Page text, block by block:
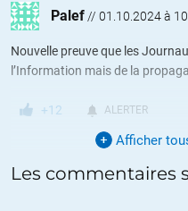
Palef // 01.10.2024 à
Nouvelle preuve que les
l’Information mais de la
+12 ALERTER
DVA // 01.10.2024 à
Afficher
Les commentaires